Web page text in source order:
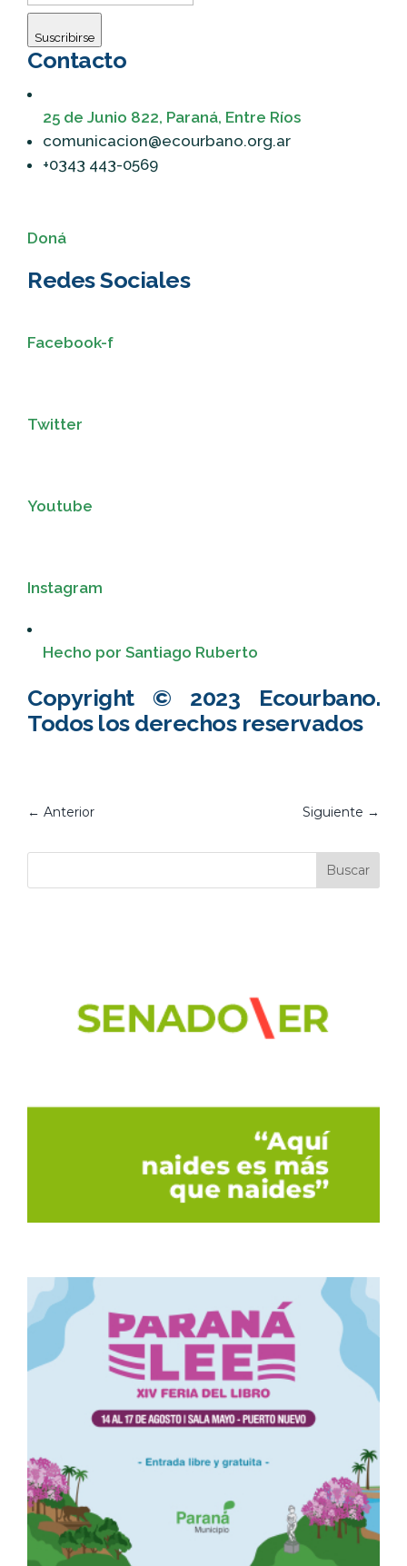
Suscribirse
Contacto
25 de Junio 822, Paraná, Entre Ríos
comunicacion@ecourbano.org.ar
+0343 443-0569
Doná
Redes Sociales
Facebook-f
Twitter
Youtube
Instagram
Hecho por Santiago Ruberto
Copyright © 2023 Ecourbano.
Todos los derechos reservados
← Anterior Siguiente →
Buscar